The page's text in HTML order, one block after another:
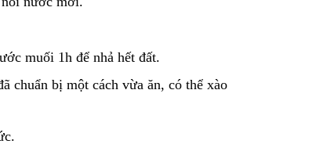
muối 1h để nhả hết đất.
chuẩn bị một cách vừa ăn, có thể xào